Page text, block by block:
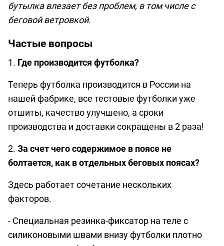
бутылка влезает без проблем, в том числе с
беговой ветровкой.
Частые вопросы
1. Где производится футболка?
Теперь футболка производится в России на
нашей фабрике, все тестовые футболки уже
отшиты, качество улучшено, а сроки
производства и доставки сокращены в 2 раза!
2. За счет чего содержимое в поясе не
болтается, как в отдельных беговых поясах?
Здесь работает сочетание нескольких
факторов.
- Специальная резинка-фиксатор на теле с
силиконовыми швами внизу футболки плотно